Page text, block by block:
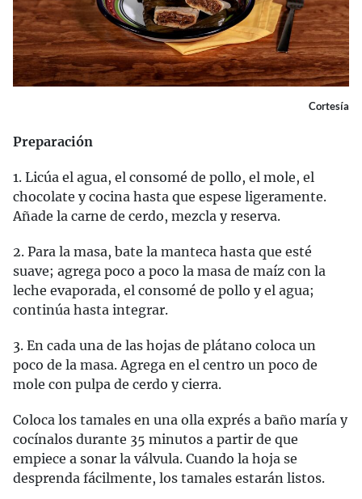
Cortesía
Preparación
1. Licúa el agua, el consomé de pollo, el mole, el
chocolate y cocina hasta que espese ligeramente.
Añade la carne de cerdo, mezcla y reserva.
2. Para la masa, bate la manteca hasta que esté
suave; agrega poco a poco la masa de maíz con la
leche evaporada, el consomé de pollo y el agua;
continúa hasta integrar.
3. En cada una de las hojas de plátano coloca un
poco de la masa. Agrega en el centro un poco de
mole con pulpa de cerdo y cierra.
Coloca los tamales en una olla exprés a baño maría y
cocínalos durante 35 minutos a partir de que
empiece a sonar la válvula. Cuando la hoja se
desprenda fácilmente, los tamales estarán listos.